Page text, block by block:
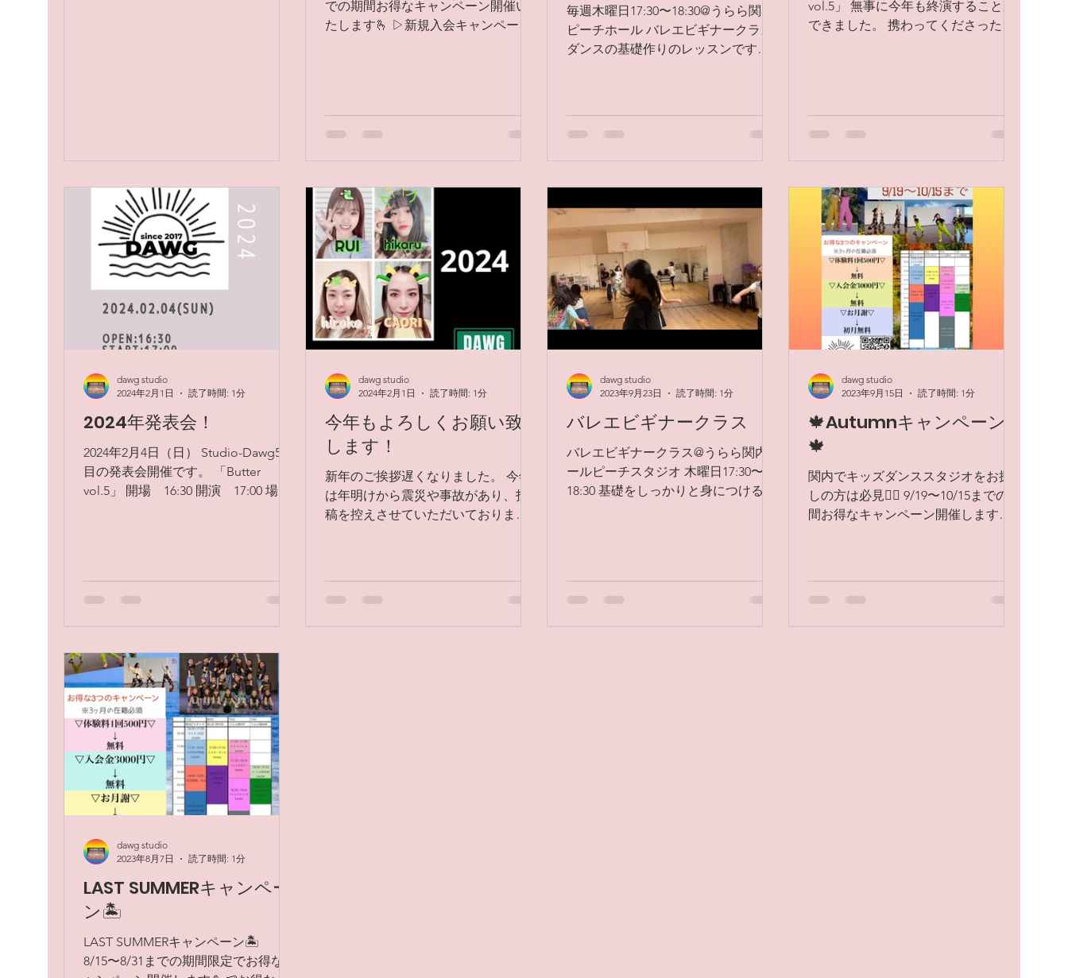
での期間お得なキャンペーン開催い
たします🫰 ▷新規入会キャンペーン
毎週木曜日17:30〜18:30@うらら関内
ピーチホール バレエビギナークラス
ダンスの基礎作りのレッスンです。
vol.5」 無事に今年も終演することが
できました。 携わってくださった全
Next...
2024年発表会！
2024年2月4日（日） Studio-Dawg5回
目の発表会開催です。 「Butter
vol.5」 開場 16:30 開演 17:00 場
dawg studio
2024年2月1日
読了時間: 1分
今年もよろしくお願い致
します！
新年のご挨拶遅くなりました。 今年
は年明けから震災や事故があり、投
稿を控えさせていただいておりまし
dawg studio
2024年2月1日
読了時間: 1分
バレエビギナークラス
バレエビギナークラス@うらら関内ホ
ールピーチスタジオ 木曜日17:30〜
18:30 基礎をしっかりと身につけるク
行なっています。...
dawg studio
2023年9月23日
読了時間: 1分
🍁Autumnキャンペーン
🍁
関内でキッズダンススタジオをお探
しの方は必見🙆‍♀️ 9/19〜10/15までの期
間お得なキャンペーン開催します🙌
dawg studio
2023年9月15日
読了時間: 1分
LAST SUMMERキャンペー
ン🏝
LAST SUMMERキャンペーン🏝
8/15〜8/31までの期間限定でお得なキ
dawg studio
2023年8月7日
読了時間: 1分